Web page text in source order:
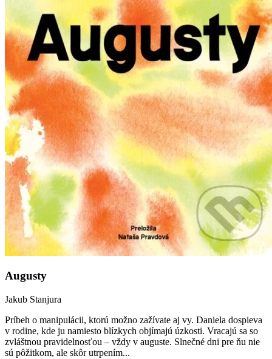
Augusty
Jakub Stanjura
Príbeh o manipulácii, ktorú možno zažívate aj vy. Daniela dospieva
v rodine, kde ju namiesto blízkych objímajú úzkosti. Vracajú sa so
zvláštnou pravidelnosťou – vždy v auguste. Slnečné dni pre ňu nie
sú pôžitkom, ale skôr utrpením...